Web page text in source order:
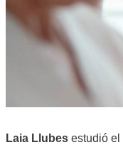
Laia Llubes estudió el